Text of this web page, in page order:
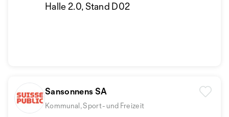
Halle 2.0, Stand D02
Sansonnens SA
Kommunal, Sport- und Freizeit